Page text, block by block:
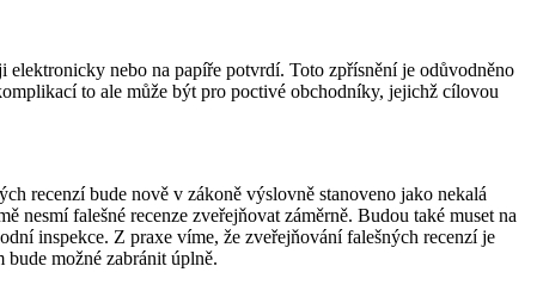
nebo na papíře potvrdí. Toto zpřísnění je odůvodněno
to ale může být pro poctivé obchodníky, jejichž cílovou
recenzí bude nově v zákoně výslovně stanoveno jako nekalá
nesmí falešné recenze zveřejňovat záměrně. Budou také muset na
inspekce. Z praxe víme, že zveřejňování falešných recenzí je
možné zabránit úplně.